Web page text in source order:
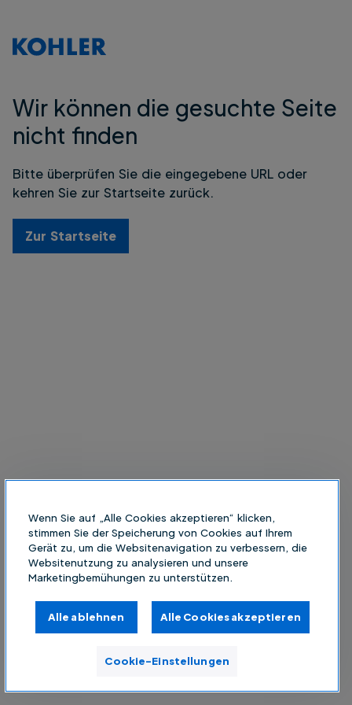
Wir können die gesuchte Seite
nicht finden
Bitte überprüfen Sie die eingegebene URL oder
kehren Sie zur Startseite zurück.
Zur Startseite
Wenn Sie auf „Alle Cookies akzeptieren“ klicken,
stimmen Sie der Speicherung von Cookies auf Ihrem
Gerät zu, um die Websitenavigation zu verbessern, die
Websitenutzung zu analysieren und unsere
Marketingbemühungen zu unterstützen.
Alle ablehnen Alle Cookies akzeptieren
Cookie-Einstellungen